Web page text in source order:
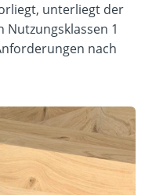
unterliegt der
1
nach